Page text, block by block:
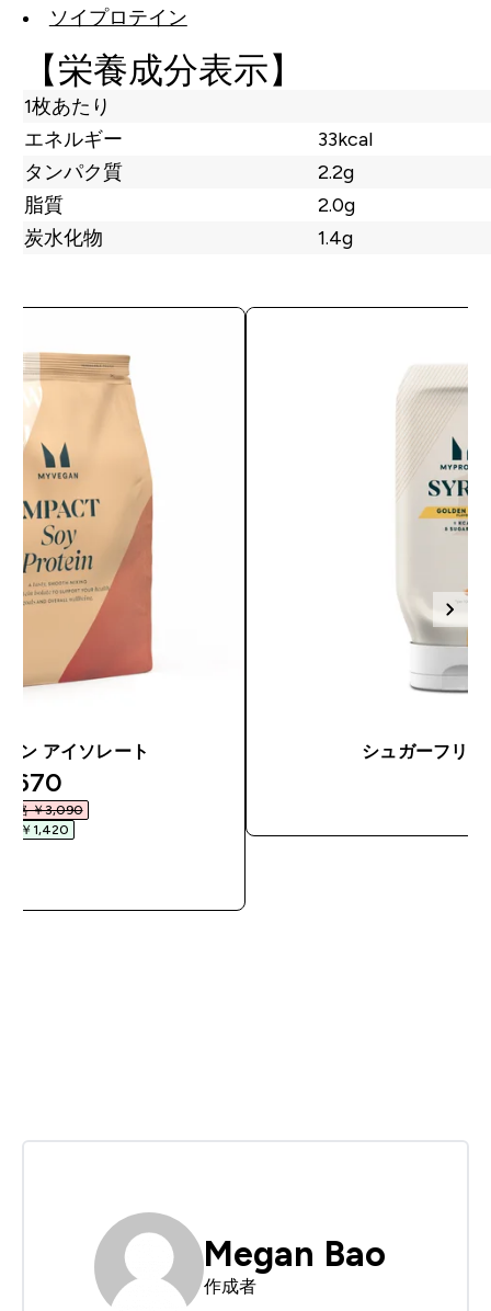
ソイプロテイン
【栄養成分表示】
1枚あたり
エネルギー
33kcal
タンパク質
2.2g
脂質
2.0g
炭水化物
1.4g
ン アイソレート
price
価格 ￥3,090‎
引 ￥1,420‎
シュガーフリー
Megan Bao
作成者